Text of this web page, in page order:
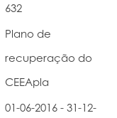
632
Plano de
recuperação do
CEEApla
01-06-2016 - 31-12-